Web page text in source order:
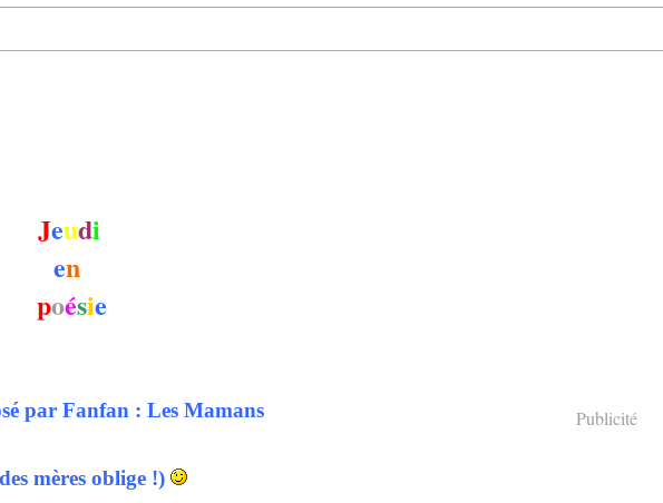
Jeudi
en
poésie
par Fanfan : Les Mamans
mères oblige !)
Publicité